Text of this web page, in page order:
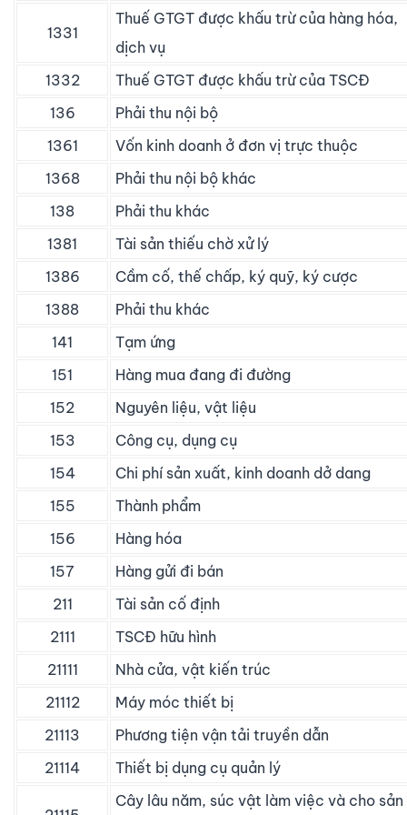
1331
Thuế GTGT được khấu trừ của hàng hóa,
dịch vụ
1332
Thuế GTGT được khấu trừ của TSCĐ
136
Phải thu nội bộ
1361
Vốn kinh doanh ở đơn vị trực thuộc
1368
Phải thu nội bộ khác
138
Phải thu khác
1381
Tài sản thiếu chờ xử lý
1386
Cầm cố, thế chấp, ký quỹ, ký cược
1388
Phải thu khác
141
Tạm ứng
151
Hàng mua đang đi đường
152
Nguyên liệu, vật liệu
153
Công cụ, dụng cụ
154
Chi phí sản xuất, kinh doanh dở dang
155
Thành phẩm
156
Hàng hóa
157
Hàng gửi đi bán
211
Tài sản cố định
2111
TSCĐ hữu hình
21111
Nhà cửa, vật kiến trúc
21112
Máy móc thiết bị
21113
Phương tiện vận tải truyền dẫn
21114
Thiết bị dụng cụ quản lý
Cây lâu năm, súc vật làm việc và cho sản